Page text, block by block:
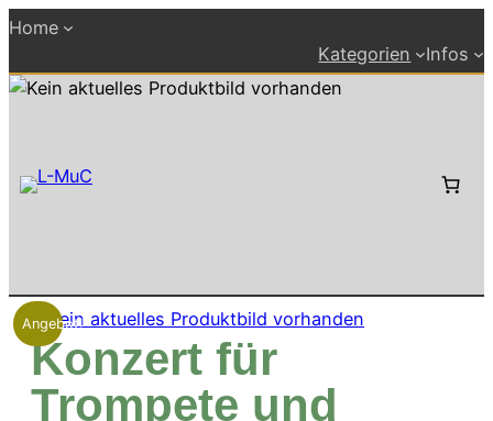
Zum
springen
Home
Kategorien
Infos
Angebot!
Konzert für
Trompete und